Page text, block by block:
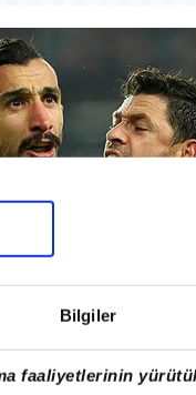
Bilgiler
faaliyetlerinin